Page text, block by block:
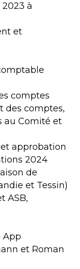
2023 à
et
comptes
des comptes,
au Comité et
approbation
2024
de
et Tessin)
ASB,
App
et Roman